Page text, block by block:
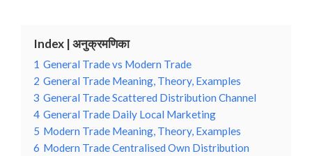
Index | अनुक्रमणिका
1 General Trade vs Modern Trade
2 General Trade Meaning, Theory, Examples
3 General Trade Scattered Distribution Channel
4 General Trade Daily Local Marketing
5 Modern Trade Meaning, Theory, Examples
6 Modern Trade Centralised Own Distribution